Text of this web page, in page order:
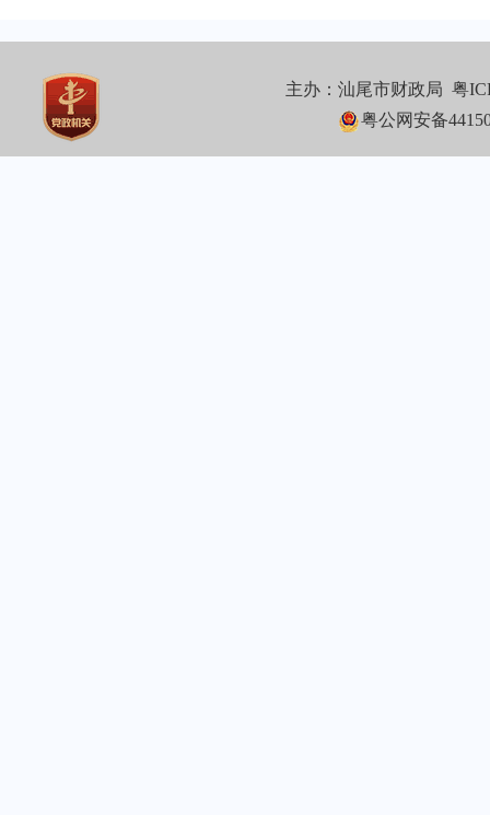
主办：汕尾市财政局粤
粤公网安备